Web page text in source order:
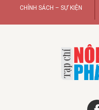
CHÍNH SÁCH – SỰ KIỆN